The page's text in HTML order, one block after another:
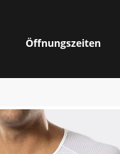
Öffnungszeiten